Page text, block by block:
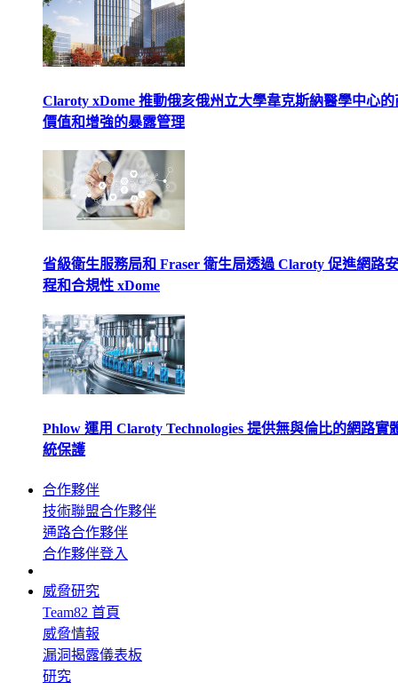
Claroty xDome 推動俄亥俄州立大學韋克斯納醫學中心的
價值和增強的暴露管理
省級衛生服務局和 Fraser 衛生局透過 Claroty 促進網路
程和合規性 xDome
Phlow 運用 Claroty Technologies 提供無與倫比的網路實
統保護
合作夥伴
技術聯盟合作夥伴
通路合作夥伴
合作夥伴登入
威脅研究
Team82 首頁
威脅情報
漏洞揭露儀表板
研究